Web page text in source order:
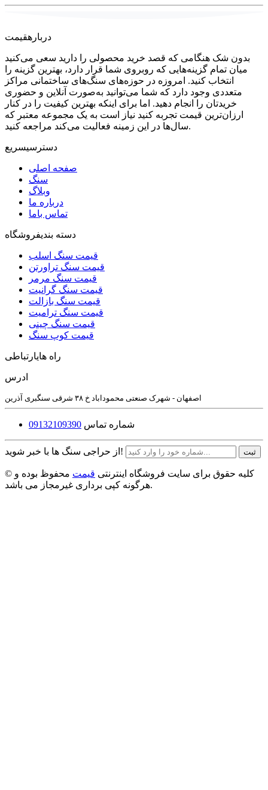
دربارهقیمت
بدون شک هنگامی که قصد خرید محصولی را دارید سعی می‌کنید
میان تمام گزینه‌هایی که روبروی شما قرار دارد، بهترین گزینه را
انتخاب کنید. امروزه در حوزه‌های سنگ‌های ساختمانی مراکز
متعددی وجود دارد که شما می‌توانید به‌صورت آنلاین و حضوری
خریدتان را انجام دهید. اما برای اینکه بهترین کیفیت را در کنار
ارزان‌ترین قیمت تجربه کنید نیاز است به یک مجموعه معتبر که
سال‌ها در این زمینه فعالیت می‌کند مراجعه کنید.
دسترسیسریع
صفحه اصلی
سنگ
وبلاگ
درباره ما
تماس باما
دسته بندیفروشگاه
قیمت سنگ اسلب
قیمت سنگ تراورتن
قیمت سنگ مرمر
قیمت سنگ گرانیت
قیمت سنگ بازالت
قیمت سنگ ترامیت
قیمت سنگ چینی
قیمت کوپ سنگ
راه هایارتباطی
ادرس
اصفهان - شهرک صنعتی محموداباد خ ۳۸ شرقی سنگبری آذرین
شماره تماس 09132109390
از حراجی سنگ ها با خبر شوید! ثبت
© کلیه حقوق برای سایت فروشگاه اینترنتی قیمت محفوظ بوده و
هرگونه کپی برداری غیرمجاز می باشد.